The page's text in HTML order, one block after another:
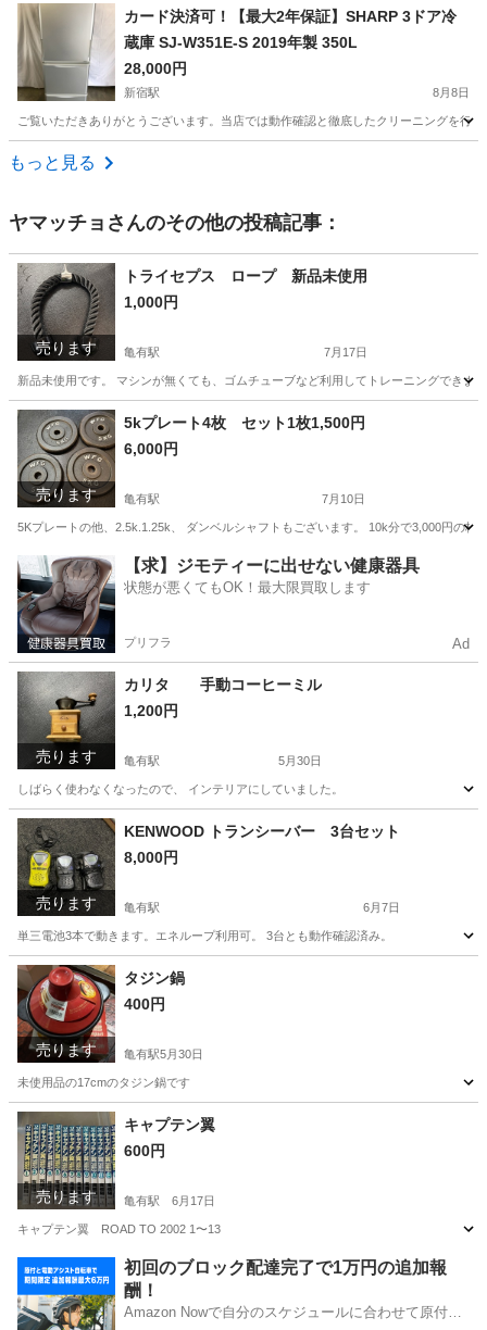
東京 小平市 花小金井駅 生活家電 貸し出し
カード決済可！【最大2年保証】SHARP 3ドア冷
蔵庫 SJ-W351E-S 2019年製 350L
28,000円
新宿駅 8月8日
ご覧いただきありがとうございます。当店では動作確認と徹底したクリーニングを
東京 新宿区
もっと見る
ヤマッチョ さんのその他の投稿記事：
売ります
トライセプス ロープ 新品未使用
1,000円
亀有駅 7月17日
新品未使用です。 マシンが無くても、ゴムチューブなど利用してトレーニングできま
東京 葛飾区 亀有駅 フィットネス、トレーニング
売ります
5kプレート4枚 セット1枚1,500円
6,000円
亀有駅 7月10日
5Kプレートの他、2.5k.1.25k、 ダンベルシャフトもございます。 10k分で3,000円の格
東京 葛飾区 亀有駅 フィットネス、トレーニング
【求】ジモティーに出せない健康器具
状態が悪くてもOK！最大限買取します
プリフラ Ad
売ります
カリタ 手動コーヒーミル
1,200円
亀有駅 5月30日
しばらく使わなくなったので、 インテリアにしていました。
東京 葛飾区 キッチン家電 カリタ
売ります
KENWOOD トランシーバー 3台セット
8,000円
亀有駅 6月7日
単三電池3本で動きます。エネループ利用可。 3台とも動作確認済み。
東京 葛飾区 亀有駅
売ります
タジン鍋
400円
亀有駅5月30日
未使用品の17cmのタジン鍋です
東京 葛飾区 亀有駅 調理器具
売ります
キャプテン翼
600円
亀有駅 6月17日
キャプテン翼 ROAD TO 2002 1〜13
亀有駅 マンガ、コミック、アニメ
キャプテン翼
初回のブロック配達完了で1万円の追加報
酬！
Amazon Nowで自分のスケジュールに合わせて原付や